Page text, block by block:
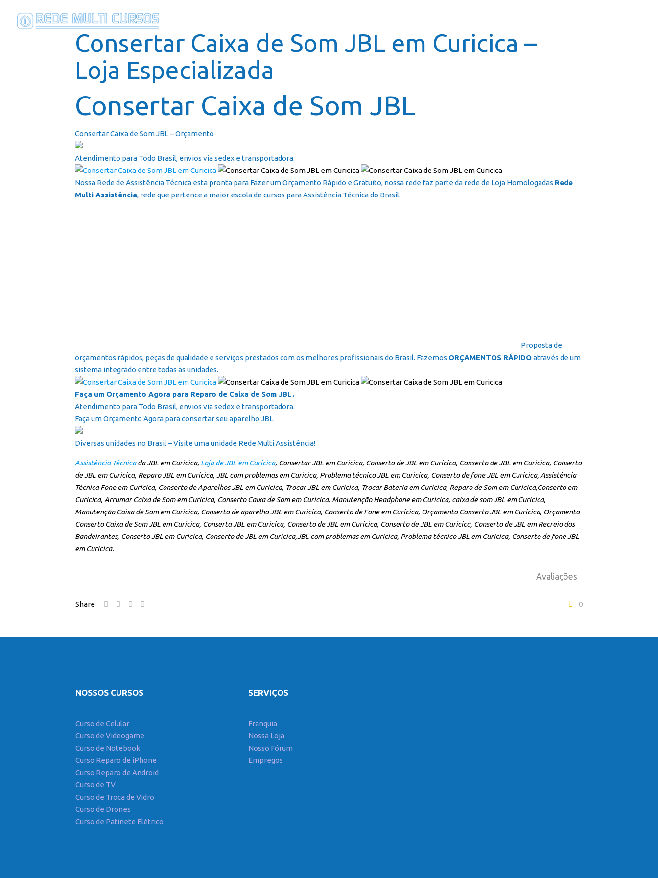
Consertar Caixa de Som JBL em Curicica –
Loja Especializada
Consertar Caixa de Som JBL
Consertar Caixa de Som JBL – Orçamento
Atendimento para Todo Brasil, envios via sedex e transportadora.
Nossa Rede de Assistência Técnica esta pronta para Fazer um Orçamento Rápido e Gratuito, nossa rede faz parte da rede de Loja Homologadas Rede
Multi Assistência, rede que pertence a maior escola de cursos para Assistência Técnica do Brasil.
Proposta de
orçamentos rápidos, peças de qualidade e serviços prestados com os melhores profissionais do Brasil. Fazemos ORÇAMENTOS RÁPIDOatravés de um
sistema integrado entre todas as unidades.
Faça um Orçamento Agora para Reparo de Caixa de Som JBL.
Atendimento para Todo Brasil, envios via sedex e transportadora.
Faça um Orçamento Agora para consertar seu aparelho JBL.
Diversas unidades no Brasil – Visite uma unidade Rede Multi Assistência!
Assistência Técnicada JBL em Curicica, Loja de JBL em Curicica, Consertar JBL em Curicica, Conserto de JBL em Curicica, Conserto de JBL em Curicica, Conserto
de JBL em Curicica, Reparo JBL em Curicica, JBL com problemas em Curicica, Problema técnico JBL em Curicica, Conserto de fone JBL em Curicica, Assistência
Técnica Fone em Curicica, Conserto de Aparelhos JBL em Curicica, Trocar JBL em Curicica, Trocar Bateria em Curicica, Reparo de Som em Curicica,Conserto em
Curicica, Arrumar Caixa de Som em Curicica, Conserto Caixa de Som em Curicica, Manutenção Headphone em Curicica, caixa de som JBL em Curicica,
Manutenção Caixa de Som em Curicica, Conserto de aparelho JBL em Curicica, Conserto de Fone em Curicica, Orçamento Conserto JBL em Curicica, Orçamento
Conserto Caixa de Som JBL em Curicica, Conserta JBL em Curicica, Conserto de JBL em Curicica, Conserto de JBL em Curicica, Conserto de JBL em Recreio dos
Bandeirantes, Conserto JBL em Curicica, Conserto de JBL em Curicica,JBL com problemas em Curicica, Problema técnico JBL em Curicica, Conserto de fone JBL
em Curicica.
Avaliações
Share 0
NOSSOS CURSOS
Curso de Celular
Curso de Videogame
Curso de Notebook
Curso Reparo de iPhone
Curso Reparo de Android
Curso de TV
Curso de Troca de Vidro
Curso de Drones
Curso de Patinete Elétrico
SERVIÇOS
Franquia
Nossa Loja
Nosso Fórum
Empregos